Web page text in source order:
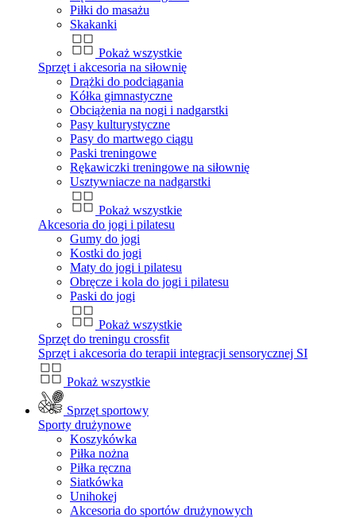
Piłki do masażu
Skakanki
Pokaż wszystkie
Sprzęt i akcesoria na siłownię
Drążki do podciągania
Kółka gimnastyczne
Obciążenia na nogi i nadgarstki
Pasy kulturystyczne
Pasy do martwego ciągu
Paski treningowe
Rękawiczki treningowe na siłownię
Usztywniacze na nadgarstki
Pokaż wszystkie
Akcesoria do jogi i pilatesu
Gumy do jogi
Kostki do jogi
Maty do jogi i pilatesu
Obręcze i kola do jogi i pilatesu
Paski do jogi
Pokaż wszystkie
Sprzęt do treningu crossfit
Sprzęt i akcesoria do terapii integracji sensorycznej SI
Pokaż wszystkie
Sprzęt sportowy
Sporty drużynowe
Koszykówka
Piłka nożna
Piłka ręczna
Siatkówka
Unihokej
Akcesoria do sportów drużynowych